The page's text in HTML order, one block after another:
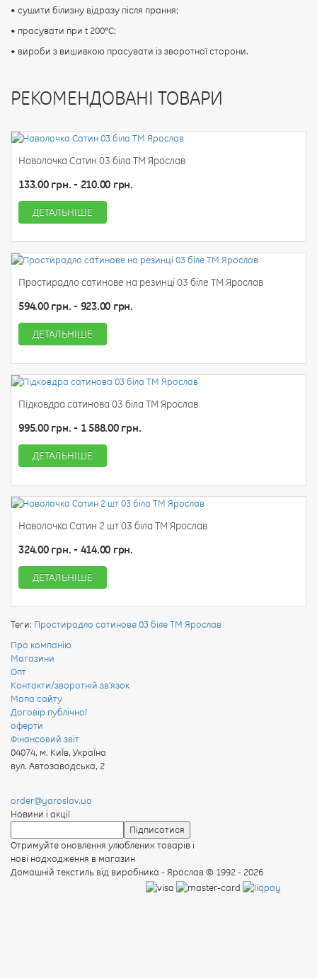
• сушити білизну відразу після прання;
• прасувати при t 200°С;
• вироби з вишивкою прасувати із зворотної сторони.
РЕКОМЕНДОВАНІ ТОВАРИ
Наволочка Сатин 03 біла ТМ Ярослав
133.00 грн. - 210.00 грн.
ДЕТАЛЬНІШЕ
Простирадло сатинове на резинці 03 біле ТМ Ярослав
594.00 грн. - 923.00 грн.
ДЕТАЛЬНІШЕ
Підковдра сатинова 03 біла ТМ Ярослав
995.00 грн. - 1 588.00 грн.
ДЕТАЛЬНІШЕ
Наволочка Сатин 2 шт 03 біла ТМ Ярослав
324.00 грн. - 414.00 грн.
ДЕТАЛЬНІШЕ
Теги: Простирадло сатинове 03 біле ТМ Ярослав
Про компанію
Магазини
Опт
Контакти/зворотній зв'язок
Мапа сайту
Договір публічної
оферти
Фінансовий звіт
04074, м. КиЇв, УкраЇна
вул. Автозаводська, 2
order@yaroslav.ua
Новини і акції
Отримуйте оновлення улюблених товарів і
нові надходження в магазин
Домашній текстиль від виробника - Ярослав© 1992 - 2026